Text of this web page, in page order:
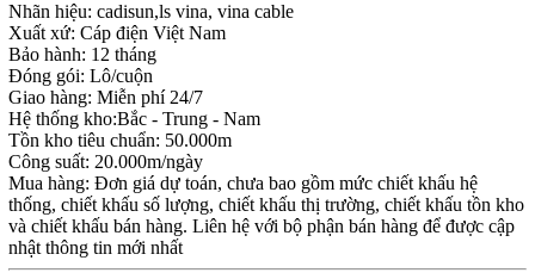
Nhãn hiệu: cadisun,ls vina, vina cable
Xuất xứ: Cáp điện Việt Nam
Bảo hành: 12 tháng
Đóng gói: Lô/cuộn
Giao hàng: Miễn phí 24/7
Hệ thống kho:Bắc - Trung - Nam
Tồn kho tiêu chuẩn: 50.000m
Công suất: 20.000m/ngày
Mua hàng: Đơn giá dự toán, chưa bao gồm mức chiết khấu hệ
thống, chiết khấu số lượng, chiết khấu thị trường, chiết khấu tồn kho
và chiết khấu bán hàng. Liên hệ với bộ phận bán hàng để được cập
nhật thông tin mới nhất